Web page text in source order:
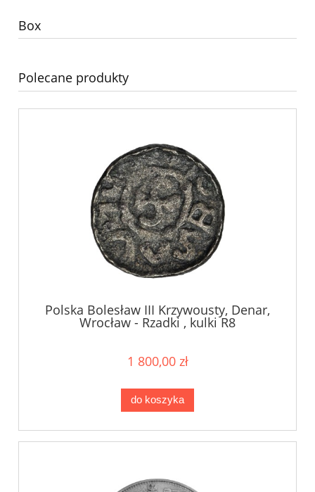
Box
Polecane produkty
Polska Bolesław III Krzywousty, Denar,
Wrocław - Rzadki , kulki R8
1 800,00 zł
do koszyka